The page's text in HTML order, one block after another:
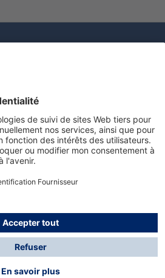
Dräger
produits
2024
gestion et de livraison standard
de la valeur ou du volume de